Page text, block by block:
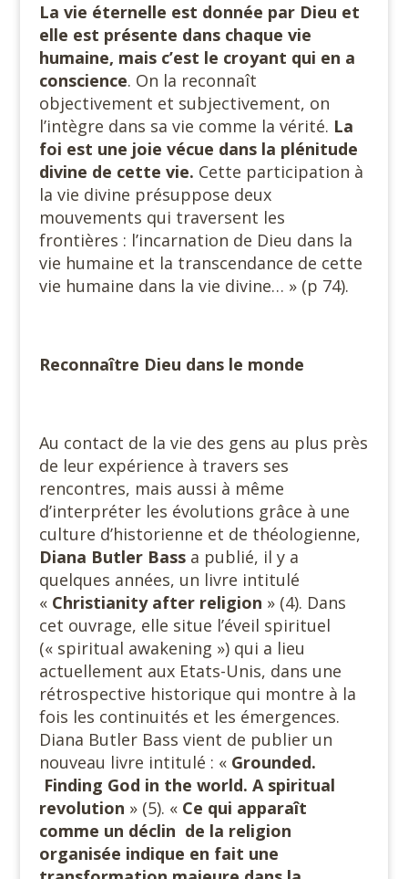
La vie éternelle est donnée par Dieu et
elle est présente dans chaque vie
humaine, mais c’est le croyant qui en a
conscience. On la reconnaît
objectivement et subjectivement, on
l’intègre dans sa vie comme la vérité. La
foi est une joie vécue dans la plénitude
divine de cette vie. Cette participation à
la vie divine présuppose deux
mouvements qui traversent les
frontières : l’incarnation de Dieu dans la
vie humaine et la transcendance de cette
vie humaine dans la vie divine… » (p 74).
Reconnaître Dieu dans le monde
Au contact de la vie des gens au plus près
de leur expérience à travers ses
rencontres, mais aussi à même
d’interpréter les évolutions grâce à une
culture d’historienne et de théologienne,
Diana Butler Bass a publié, il y a
quelques années, un livre intitulé
« Christianity after religion » (4). Dans
cet ouvrage, elle situe l’éveil spirituel
(« spiritual awakening ») qui a lieu
actuellement aux Etats-Unis, dans une
rétrospective historique qui montre à la
fois les continuités et les émergences.
Diana Butler Bass vient de publier un
nouveau livre intitulé : « Grounded.
Finding God in the world. A spiritual
revolution » (5). « Ce qui apparaît
comme un déclin de la religion
organisée indique en fait une